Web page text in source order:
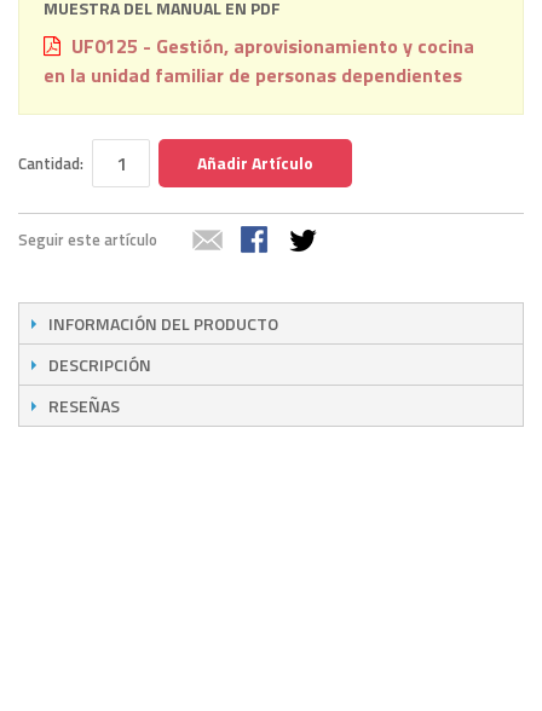
MUESTRA DEL MANUAL EN PDF
UF0125 - Gestión, aprovisionamiento y cocina
en la unidad familiar de personas dependientes
Cantidad: Añadir Artículo
Seguir este artículo
INFORMACIÓN DEL PRODUCTO
DESCRIPCIÓN
RESEÑAS